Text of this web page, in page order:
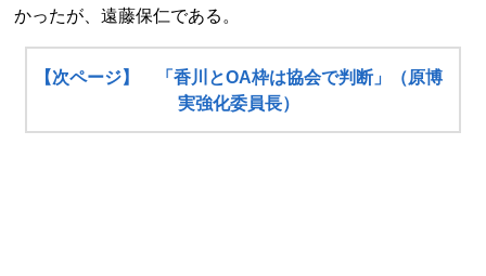
かったが、遠藤保仁である。
【次ページ】 「香川とOA枠は協会で判断」（原博
実強化委員長）